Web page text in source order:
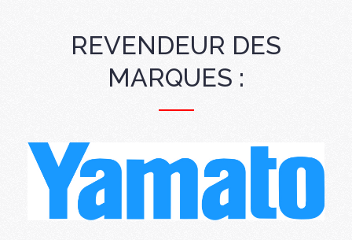
REVENDEUR DES
MARQUES :